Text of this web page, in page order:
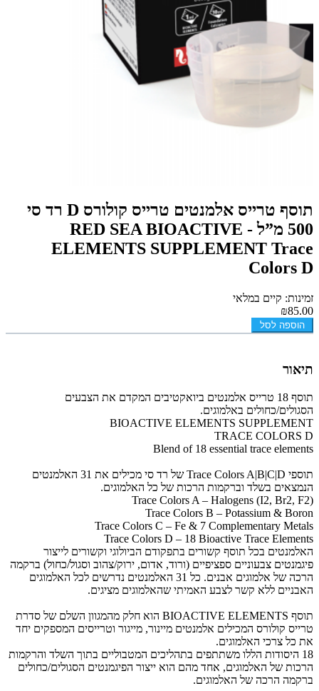
תוסף טרייס אלמנטים טרייס קולורס D רד סי
500 מ”ל - RED SEA BIOACTIVE
ELEMENTS SUPPLEMENT Trace
Colors D
זמינות: קיים במלאי
₪85.00
הוספה לסל
תיאור
תוסף 18 טרייס אלמנטים ביואקטיבים המקדם את הצבעים
הסגולים/כחולים באלמוגים.
BIOACTIVE ELEMENTS SUPPLEMENT
TRACE COLORS D
Blend of 18 essential trace elements
תוספי Trace Colors A|B|C|D של רד סי מכילים את 31 האלמנטים
הנמצאים בשלד וברקמות הרכות של כל האלמוגים.
Trace Colors A – Halogens (I2, Br2, F2)
Trace Colors B – Potassium & Boron
Trace Colors C – Fe & 7 Complementary Metals
Trace Colors D – 18 Bioactive Trace Elements
האלמנטים בכל תוסף קשורים בתפקודם הביולוגי וקשורים לייצור
פיגמנטים צבעוניים ספציפיים (ורוד, אדום, ירוק/צהוב וסגול/כחול) ברקמה
הרכה של אלמוגים אבנים. כל 31 האלמנטים נדרשים לכל האלמוגים
האבניים ללא קשר לצבע האמיתי שהאלמוגים מציגים.
תוסף BIOACTIVE ELEMENTS הוא חלק מהמגוון השלם של סדרת
טרייס קולורס המכילים אלמנטים מיינור, מייגור וטרייסים המספקים יחד
את כל צרכי האלמוגים.
18 היסודות הללו משתתפים בתהליכים המטבוליים בתוך השלד והרקמות
הרכות של האלמוגים, אחד מהם הוא ייצור הפיגמנטים הסגולים/כחולים
ברקמה הרכה של האלמוגים.